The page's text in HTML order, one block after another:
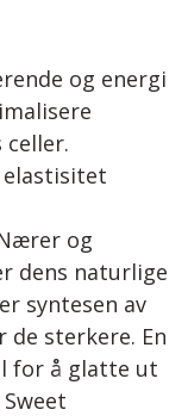
og energi
celler.
og
dens naturlige
syntesen av
de sterkere. En
for å glatte ut